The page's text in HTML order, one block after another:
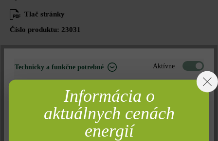
Tlač stránky
Číslo produktu: 23031
Opis produktu
Aby vaša terasa s platňami Dots29 alebo Dots získala starostlivo
upravený vzhľad, odporúčame vám soklovú lištu Dots. Až
pekné ukončenie dodá vašej terase osobitú eleganciu.
Technicky a funkčne potrebné Aktívne
Neaktívne
Komfort (funkčnosť stránky)
Informácia o
aktuálnych cenách
energií